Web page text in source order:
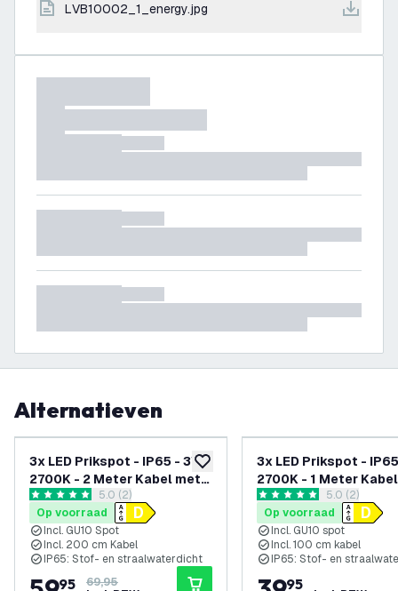
LVB10002_1_energy.jpg
Alternatieven
toevoegen aan verlanglijst
3x LED Prikspot - IP65 - 3W -
2700K - 2 Meter Kabel met
Stekker - Antraciet
reviews drawer openen
5 score sterren5.0 (2)
Op voorraad
Incl. GU10 Spot
Incl. 200 cm Kabel
IP65: Stof- en straalwaterdicht
95
69,95
3x LED Prikspot -
2700K - 1 Meter
Aluminiumreviews
5 score sterren5.0 (2)
Op voorraad
Incl. GU10 spot
Incl. 100 cm kabel
IP65: Stof- en
95